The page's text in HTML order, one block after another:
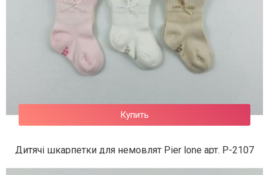
Купить
Дитячі шкарпетки для немовлят Pier lone арт. P-2107